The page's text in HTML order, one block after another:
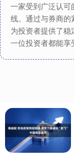
一家受到广泛认
线。通过与券商
为投资者提供了
一位投资者都能享